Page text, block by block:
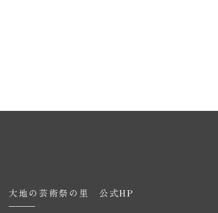
大地の芸術祭の里 公式HP